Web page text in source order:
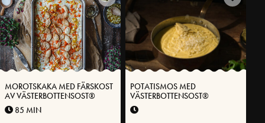
MOROTSKAKA MED FÄRSKOST
AV VÄSTERBOTTENSOST®
85 MIN
POTATISMOS MED
VÄSTERBOTTENSOST®